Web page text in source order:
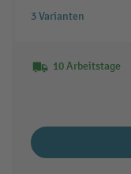
3 Varianten
10 Arbeitstage